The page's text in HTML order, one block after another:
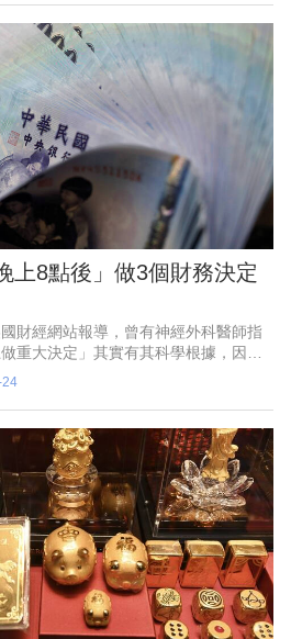
光復暨金門古寧頭大捷紀念日（3日）
117年1月1日開國紀念日適逢星期六，
補假。
上8點後」做3個財務決定
財經網站報導，曾有神經外科醫師指
重大決定」其實有其科學根據，因為
動加劇，大腦正在整理一天的資訊。
明顯，許多重要選擇最好「睡一覺再
決定，可能會讓你後悔一輩子。